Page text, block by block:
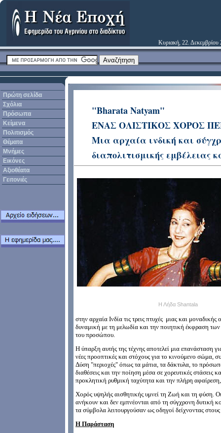
Κυριακή, 22. Δεκεμβρίου
Πρώτη σελίδα
Σχόλια
Πρόσωπα
Κείμενα
Πολιτισμός
Θέματα
Μνήμες
Εικόνες
Αξιοθέατα
Γειτονιές
"Bharata Natyam"
ΕΝΑΣ ΟΛΙΣΤΙΚΟΣ ΧΟΡΟΣ
Μια αρχαία ινδική και
διαπολιτισμικής εμβέλειας
Η Λήδα Shantala
στην αρχαία Ινδία τις τρεις πτυχές μιας και
δυναμική με τη μελωδία και την ποιητική έκφραση
του προσώπου.
Η ύπαρξη αυτής της τέχνης αποτελεί μια επανάσταση
νέες προοπτικές και στόχους για το κινούμενο σώμα,
Δύση "περιοχές" όπως τα μάτια, τα δάκτυλα, το
διαθέσεις και την ποίηση μέσα σε χορευτικές
προκλητική ρυθμική ταχύτητα και την πλήρη
Χορός υψηλής αισθητικής υμνεί τη Ζωή και τη φύση.
ανήκουν και δεν εμπνέονται από τη σύγχρονη δυτική
τα σύμβολα λειτουργούσαν ως οδηγοί δείχνοντας
Η Παράσταση